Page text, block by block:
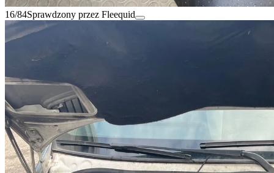
16/84Sprawdzony przez Fleequid